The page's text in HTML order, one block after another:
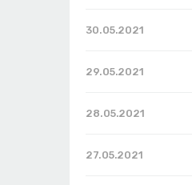
30.05.2021
29.05.2021
28.05.2021
27.05.2021